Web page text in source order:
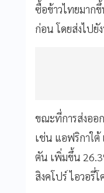
ซื้อข้าวไทยมาก
ก่อน โดยส่งไป
ขณะที่การส่งออ
เช่น แอฟริกาใ
ตัน เพิ่มขึ้น
สิงคโปร์ ไอวอรี่